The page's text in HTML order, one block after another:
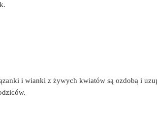
i wianki z żywych kwiatów są ozdobą i